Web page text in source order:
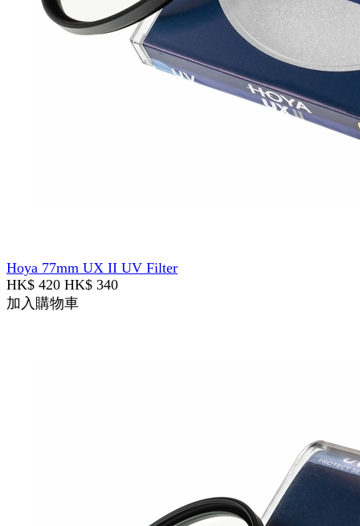
Hoya 77mm UX II UV Filter
HK$ 420 HK$ 340
加入購物車